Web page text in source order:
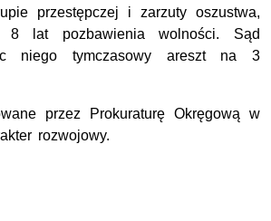
przestępczej i zarzuty oszustwa,
lat pozbawienia wolności. Sąd
niego tymczasowy areszt na 3
przez Prokuraturę Okręgową w
rozwojowy.